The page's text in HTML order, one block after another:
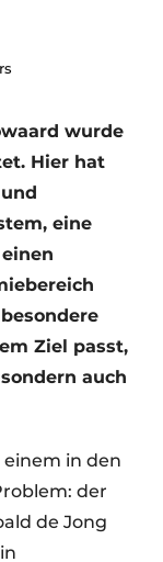
wurde
Hier hat
eine
Ziel passt,
auch
in den
der
de Jong